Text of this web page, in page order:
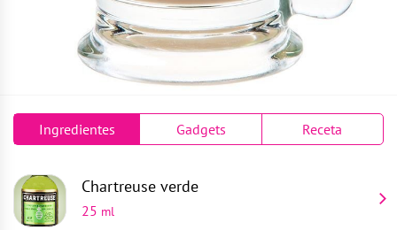
Ingredientes Gadgets Receta
Chartreuse verde
25 ml